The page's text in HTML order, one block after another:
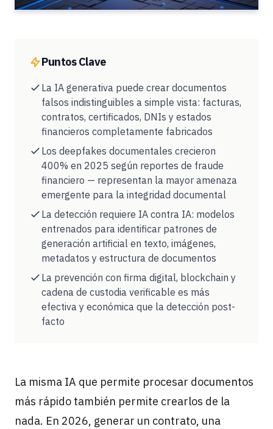
Puntos Clave
La IA generativa puede crear documentos
falsos indistinguibles a simple vista: facturas,
contratos, certificados, DNIs y estados
financieros completamente fabricados
Los deepfakes documentales crecieron
400% en 2025 según reportes de fraude
financiero — representan la mayor amenaza
emergente para la integridad documental
La detección requiere IA contra IA: modelos
entrenados para identificar patrones de
generación artificial en texto, imágenes,
metadatos y estructura de documentos
La prevención con firma digital, blockchain y
cadena de custodia verificable es más
efectiva y económica que la detección post-
facto
La misma IA que permite procesar documentos
más rápido también permite crearlos de la
nada. En 2026, generar un contrato, una